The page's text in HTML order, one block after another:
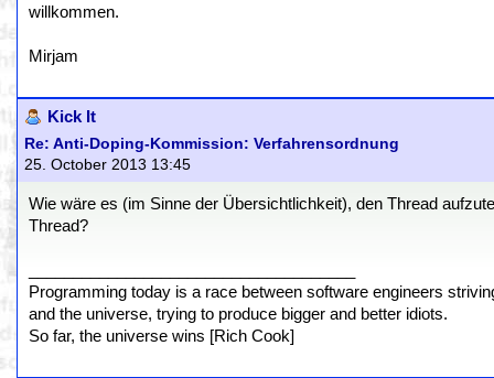
willkommen.
Mirjam
Kick It
Re: Anti-Doping-Kommission: Verfahrensordnung
25. October 2013 13:45
Wie wäre es (im Sinne der Übersichtlichkeit), den Thread
Thread?
Programming today is a race between software engineers
and the universe, trying to produce bigger and better idiots.
So far, the universe wins [Rich Cook]